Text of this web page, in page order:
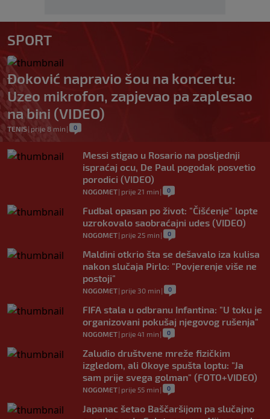
SPORT
Đoković napravio šou na koncertu:
Uzeo mikrofon, zapjevao pa zaplesao
na bini (VIDEO)
TENIS| prije 8 min | 0
Messi stigao u Rosario na posljednji
ispraćaj ocu, De Paul pogodak posvetio
porodici (VIDEO)
NOGOMET| prije 21 min | 0
Fudbal opasan po život: "Čišćenje" lopte
uzrokovalo saobraćajni udes (VIDEO)
NOGOMET| prije 25 min | 0
Maldini otkrio šta se dešavalo iza kulisa
nakon slučaja Pirlo: "Povjerenje više ne
postoji"
NOGOMET| prije 30 min | 0
FIFA stala u odbranu Infantina: "U toku je
organizovani pokušaj njegovog rušenja"
NOGOMET| prije 41 min | 0
Zaludio društvene mreže fizičkim
izgledom, ali Okoye spušta loptu: "Ja
sam prije svega golman" (FOTO+VIDEO)
NOGOMET| prije 55 min | 0
Japanac šetao Baščaršijom pa slučajno